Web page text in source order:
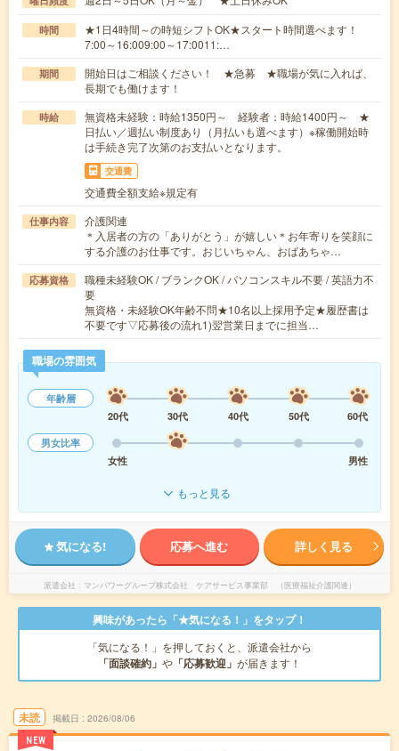
時間
★1日4時間～の時短シフトOK★スタート時間選べます！
7:00～16:009:00～17:0011:…
期間
開始日はご相談ください！ ★急募 ★職場が気に入れば、
長期でも働けます！
時給
無資格未経験：時給1350円～ 経験者：時給1400円～ ★
日払い／週払い制度あり（月払いも選べます）※稼働開始時
は手続き完了次第のお支払いとなります。
交通費
交通費全額支給※規定有
仕事内容
介護関連
＊入居者の方の「ありがとう」が嬉しい＊お年寄りを笑顔に
する介護のお仕事です。おじいちゃん、おばあちゃ…
応募資格
職種未経験OK / ブランクOK / パソコンスキル不要 / 英語力不
要
無資格・未経験OK年齢不問★10名以上採用予定★履歴書は
不要です▽応募後の流れ1)翌営業日までに担当…
職場の雰囲気
年齢層
20代
30代 40代 50代
60代
男女比率
女性
男性
もっと見る
気になる! 応募へ進む 詳しく見る
派遣会社 マンパワーグループ株式会社 ケアサービス事業部 （医療福祉介護関連）
興味があったら「★気になる！」をタップ！
「気になる！」を押しておくと、派遣会社から
「面談確約」 や 「応募歓迎」 が届きます！
未読
NEW
掲載日 2026/08/06